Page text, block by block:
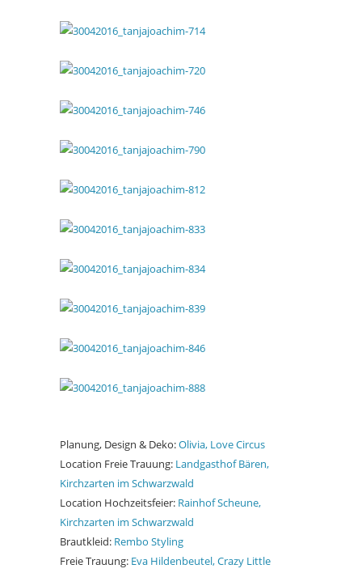
Planung, Design & Deko:Olivia, Love Circus
Location Freie Trauung: Landgasthof Bären,
Kirchzarten im Schwarzwald
Location Hochzeitsfeier: Rainhof Scheune,
Kirchzarten im Schwarzwald
Brautkleid: Rembo Styling
Freie Trauung: Eva Hildenbeutel, Crazy Little